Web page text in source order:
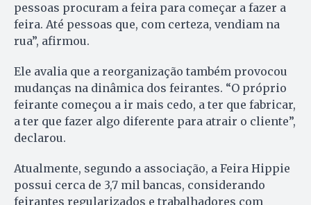
pessoas procuram a feira para começar a fazer a
feira. Até pessoas que, com certeza, vendiam na
rua”, afirmou.
Ele avalia que a reorganização também provocou
mudanças na dinâmica dos feirantes. “O próprio
feirante começou a ir mais cedo, a ter que fabricar,
a ter que fazer algo diferente para atrair o cliente”,
declarou.
Atualmente, segundo a associação, a Feira Hippie
possui cerca de 3,7 mil bancas, considerando
feirantes regularizados e trabalhadores com